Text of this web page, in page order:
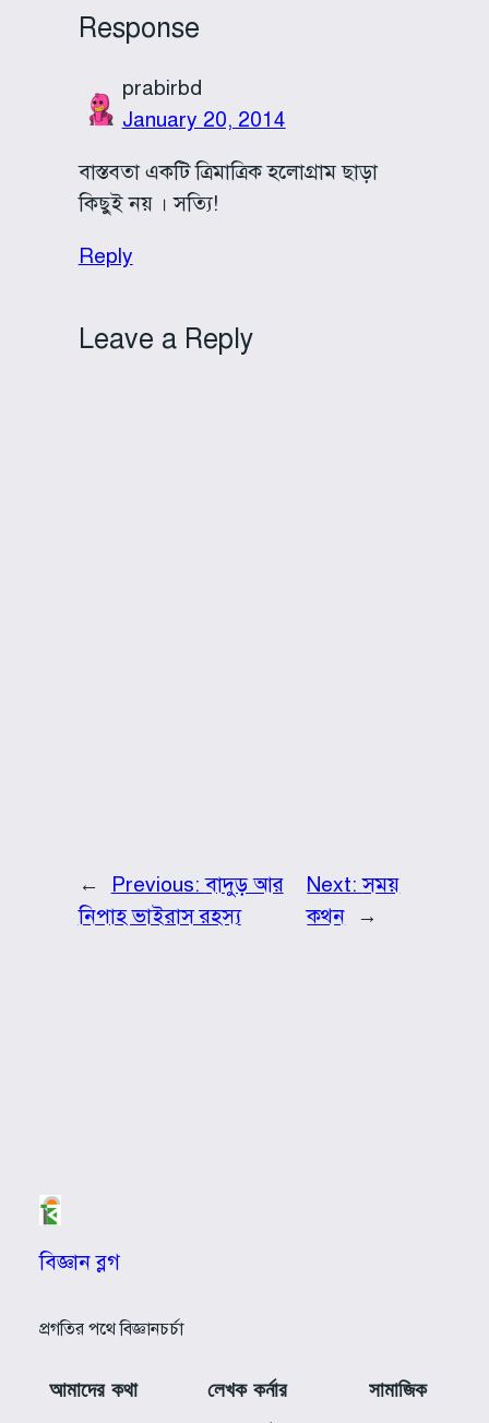
Response
prabirbd
January 20, 2014
বাস্তবতা একটি ত্রিমাত্রিক হলোগ্রাম ছাড়া
কিছুই নয় । সত্যি!
Reply
Leave a Reply
← Previous:বাদুড় আর
নিপাহ ভাইরাস রহস্য
Next:সময়
কথন
→
বিজ্ঞান ব্লগ
প্রগতির পথে বিজ্ঞানচর্চা
আমাদের কথা লেখক কর্নার সামাজিক